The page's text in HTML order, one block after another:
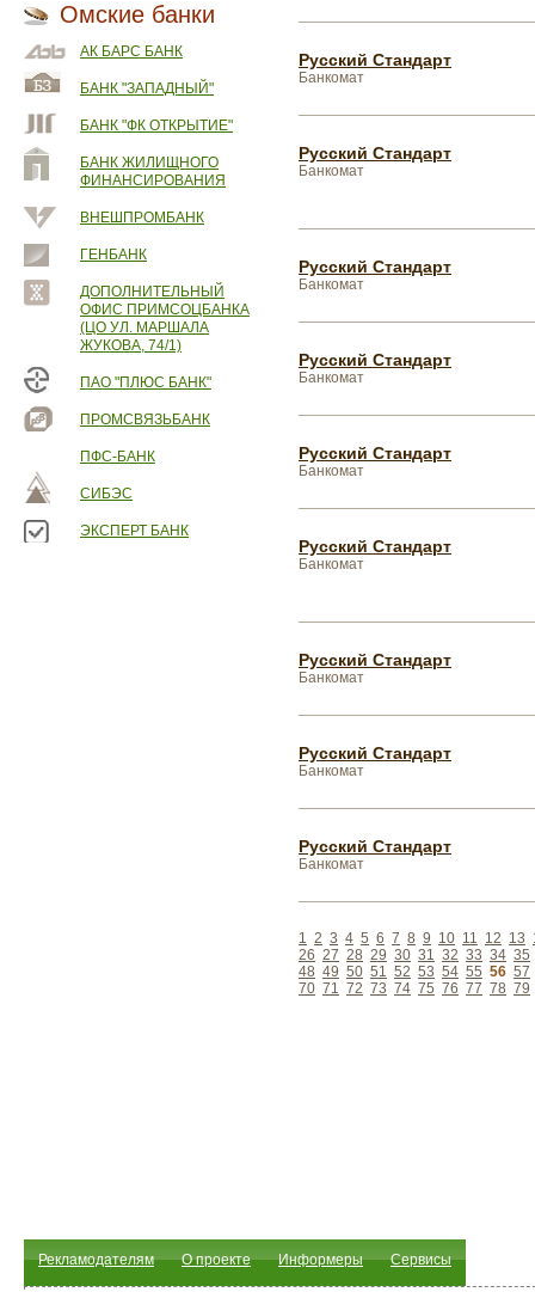
Омские банки
АК БАРС БАНК
БАНК "ЗАПАДНЫЙ"
БАНК "ФК ОТКРЫТИЕ"
БАНК ЖИЛИЩНОГО
ФИНАНСИРОВАНИЯ
ВНЕШПРОМБАНК
ГЕНБАНК
ДОПОЛНИТЕЛЬНЫЙ
ОФИС ПРИМСОЦБАНКА
(ЦО УЛ. МАРШАЛА
ЖУКОВА, 74/1)
ПАО "ПЛЮС БАНК"
ПРОМСВЯЗЬБАНК
ПФС-БАНК
СИБЭС
ЭКСПЕРТ БАНК
Русский Стандарт
Банкомат
Русский Стандарт
Банкомат
Русский Стандарт
Банкомат
Русский Стандарт
Банкомат
Русский Стандарт
Банкомат
Русский Стандарт
Банкомат
Русский Стандарт
Банкомат
Русский Стандарт
Банкомат
Русский Стандарт
Банкомат
1 2 3 4 5 6 7 8 9 10 11 12 13
26 27 28 29 30 31 32 33 34 35
48 49 50 51 52 53 54 55 56 57
70 71 72 73 74 75 76 77 78 79
Рекламодателям О проекте Информеры Сервисы